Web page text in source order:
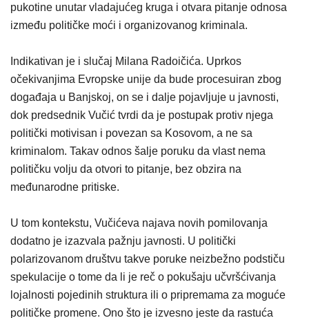
pukotine unutar vladajućeg kruga i otvara pitanje odnosa
između političke moći i organizovanog kriminala.
Indikativan je i slučaj Milana Radoičića. Uprkos
očekivanjima Evropske unije da bude procesuiran zbog
događaja u Banjskoj, on se i dalje pojavljuje u javnosti,
dok predsednik Vučić tvrdi da je postupak protiv njega
politički motivisan i povezan sa Kosovom, a ne sa
kriminalom. Takav odnos šalje poruku da vlast nema
političku volju da otvori to pitanje, bez obzira na
međunarodne pritiske.
U tom kontekstu, Vučićeva najava novih pomilovanja
dodatno je izazvala pažnju javnosti. U politički
polarizovanom društvu takve poruke neizbežno podstiču
spekulacije o tome da li je reč o pokušaju učvršćivanja
lojalnosti pojedinih struktura ili o pripremama za moguće
političke promene. Ono što je izvesno jeste da rastuća